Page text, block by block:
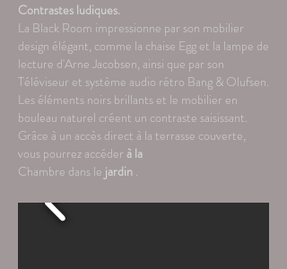
Contrastes ludiques.
La Black Room impressionne par son mobilier
design élégant, comme la chaise Egg et la lampe de
lecture d'Arne Jacobsen, ainsi que par son
Téléviseur et système audio rétro Bang & Olufsen.
Les éléments noirs brillants et le mobilier en
bouleau naturel créent un contraste saisissant.
Grâce à un accès direct à la terrasse couverte,
vous pourrez accéder à la
Chambre dans le jardin .